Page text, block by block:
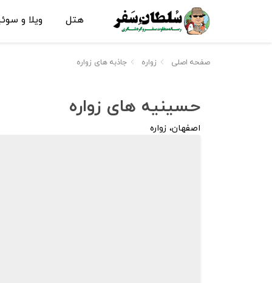
هتل ویلا و
صفحه اصلی زواره جاذبه های زواره
حسینیه‌ های زواره
اصفهان، زواره